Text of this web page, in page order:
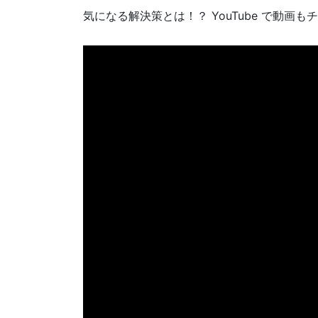
気になる解決策とは！？ YouTube で動画もチ